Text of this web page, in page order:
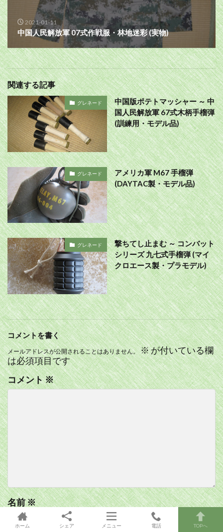
2021-01-11
中国人民解放軍 07式作戦服・林地迷彩 (実物)
関連する記事
グレネード
中国版ポテトマッシャー ～ 中
国人民解放軍 67式木柄手榴弾
(訓練用・モデル品)
グレネード
アメリカ軍 M67 手榴弾
(DAYTAC製・モデル品)
グレネード
撃ちてし止まむ ～ コンバット
シリーズ 九七式手榴弾 (マイ
クロエース製・プラモデル)
コメントを書く
メールアドレスが公開されることはありません。 ※が付いている欄
は必須項目です
コメント※
名前※
ホーム シェア メニュー 電話 TOPへ